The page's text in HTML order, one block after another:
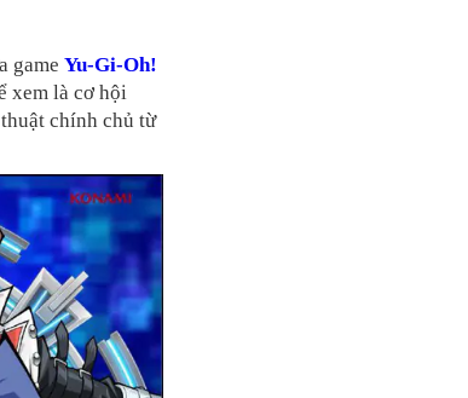
game Yu-Gi-Oh!
xem là cơ hội
chính chủ từ